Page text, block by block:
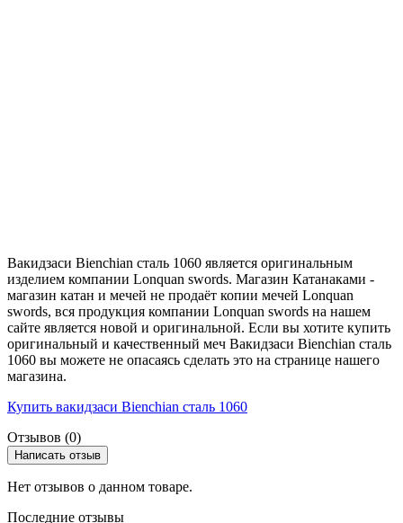
Вакидзаси Bienchian сталь 1060 является оригинальным
изделием компании Lonquan swords. Магазин Катанаками -
магазин катан и мечей не продаёт копии мечей Lonquan
swords, вся продукция компании Lonquan swords на нашем
сайте является новой и оригинальной. Если вы хотите купить
оригинальный и качественный меч Вакидзаси Bienchian сталь
1060 вы можете не опасаясь сделать это на странице нашего
магазина.
Купить вакидзаси Bienchian сталь 1060
Отзывов (0)
Написать отзыв
Нет отзывов о данном товаре.
Последние отзывы